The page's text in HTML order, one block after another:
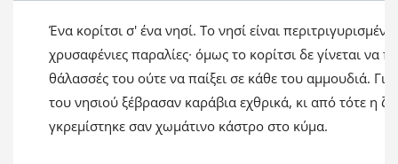
Ένα κορίτσι σ' ένα νησί. Το νησί είναι
χρυσαφένιες παραλίες∙ όμως το κορίτσι δε γίνεται να
θάλασσές του ούτε να παίξει σε κάθε του αμμουδιά.
του νησιού ξέβρασαν καράβια εχθρικά, κι από τότε η
γκρεμίστηκε σαν χωμάτινο κάστρο στο κύμα.